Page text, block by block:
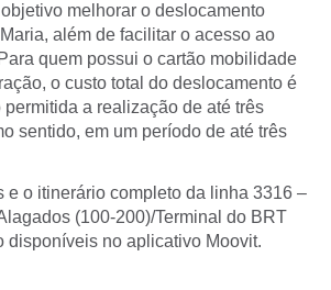
melhorar o deslocamento
além de facilitar o acesso ao
quem possui o cartão mobilidade
o custo total do deslocamento é
a realização de até três
sentido, em um período de até três
e o itinerário completo da linha 3316 –
(100-200)/Terminal do BRT
disponíveis no aplicativo Moovit.